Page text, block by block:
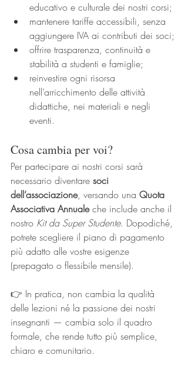
educativo e culturale dei nostri corsi;
mantenere tariffe accessibili, senza
aggiungere IVA ai contributi dei soci;
offrire trasparenza, continuità e
stabilità a studenti e famiglie;
reinvestire ogni risorsa
nell’arricchimento delle attività
didattiche, nei materiali e negli
eventi.
Cosa cambia per voi?
Per partecipare ai nostri corsi sarà
necessario diventare soci
dell’associazione, versando una Quota
Associativa Annuale che include anche il
nostro Kit da Super Studente. Dopodiché,
potrete scegliere il piano di pagamento
più adatto alle vostre esigenze
(prepagato o flessibile mensile).
👉 In pratica, non cambia la qualità
delle lezioni né la passione dei nostri
insegnanti — cambia solo il quadro
formale, che rende tutto più semplice,
chiaro e comunitario.